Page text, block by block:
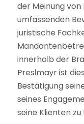
der Meinung
umfassenden
juristische
innerhalb der
Preslmayr ist
Bestätigung
seines
seine Klienten zu